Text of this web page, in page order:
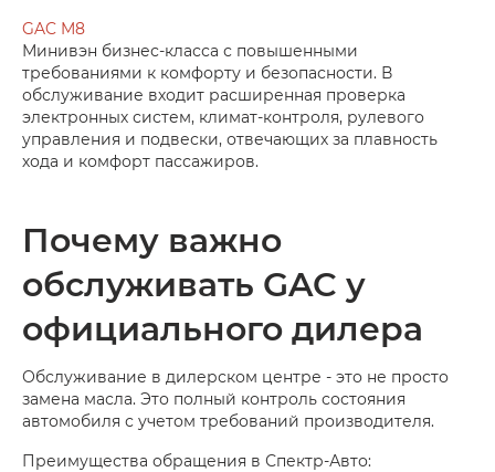
GAC M8
Минивэн бизнес-класса с повышенными
требованиями к комфорту и безопасности. В
обслуживание входит расширенная проверка
электронных систем, климат-контроля, рулевого
управления и подвески, отвечающих за плавность
хода и комфорт пассажиров.
Почему важно
обслуживать GAC у
официального дилера
Обслуживание в дилерском центре - это не просто
замена масла. Это полный контроль состояния
автомобиля с учетом требований производителя.
Преимущества обращения в Спектр-Авто: